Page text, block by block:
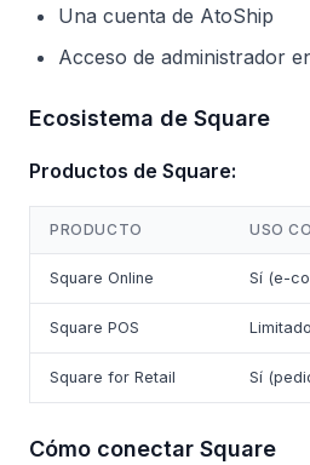
Una cuenta de AtoShip
Acceso de administrador
Ecosistema de Square
Productos de Square:
PRODUCTO USO
Square Online Sí (e-
Square POS
Square for Retail Sí
Cómo conectar Square